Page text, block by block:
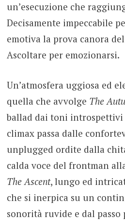
un’esecuzione che
Decisamente impeccabile
emotiva la prova canora del
Ascoltare per emozionarsi.
Un’atmosfera uggiosa ed
quella che avvolge The
ballad dai toni introspettivi
climax passa dalle
unplugged ordite dalla
calda voce del frontman
The Ascent, lungo ed
che si inerpica su un
sonorità ruvide e dal passo